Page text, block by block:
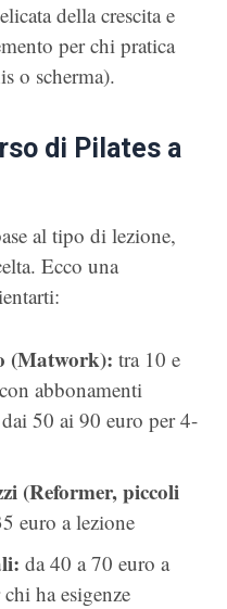
della crescita e
per chi pratica
o scherma).
di Pilates a
al tipo di lezione,
Ecco una
(Matwork): tra 10 e
abbonamenti
50 ai 90 euro per 4-
(Reformer, piccoli
euro a lezione
da 40 a 70 euro a
ha esigenze